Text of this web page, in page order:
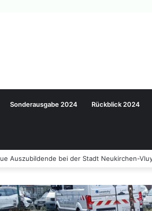
Sonderausgabe 2024 Rückblick 2024
Voerde begrüßt neue